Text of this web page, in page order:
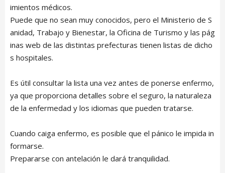
imientos médicos.
Puede que no sean muy conocidos, pero el Ministerio de S
anidad, Trabajo y Bienestar, la Oficina de Turismo y las pág
inas web de las distintas prefecturas tienen listas de dicho
s hospitales.
Es útil consultar la lista una vez antes de ponerse enfermo,
ya que proporciona detalles sobre el seguro, la naturaleza
de la enfermedad y los idiomas que pueden tratarse.
Cuando caiga enfermo, es posible que el pánico le impida in
formarse.
Prepararse con antelación le dará tranquilidad.